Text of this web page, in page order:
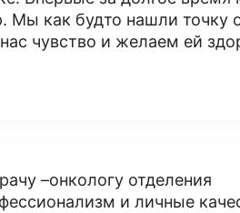
Мы как будто нашли
чувство и желаем ей
–онкологу отделения
и личные